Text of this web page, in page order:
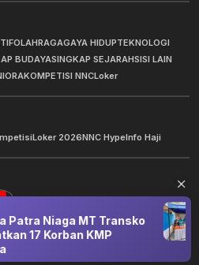
OLAHRAGAGAYA HIDUPTEKNOLOGI
BUDAYASINGKAP SEJARAHSISI LAIN
KOMPETISI NNCLoker
Loker 2026NNC HypeInfo Haji
Reserved.
Patra Niaga MT Transko
17 Korban KMP